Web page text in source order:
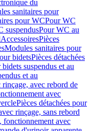
du
sanitaires pour
pour WCPour WC
suspendusPour WC au
AccessoiresPièces
Modules sanitaires pour
bidetsPièces détachées
bidets suspendus et au
et au
avec rebord de
avec
Pièces détachées pour
rinçage, sans rebord
fonctionnement avec